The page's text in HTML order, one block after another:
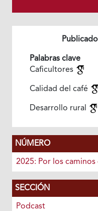
Palabras clave
Caficultores
Calidad del café
Desarrollo rural
NÚMERO
2025: Por los caminos
SECCIÓN
Podcast